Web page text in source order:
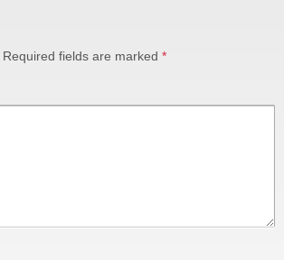
Required fields are marked *